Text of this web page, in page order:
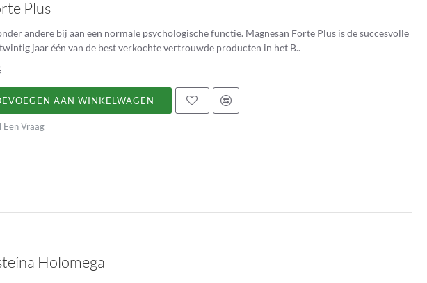
Plus
andere bij aan een normale psychologische functie. Magnesan Forte Plus is de succesvolle
jaar één van de best verkochte vertrouwde producten in het B..
AAN WINKELWAGEN
Een Vraag
Holomega